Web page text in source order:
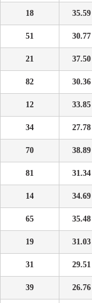
18 35.59
51 30.77
21 37.50
82 30.36
12 33.85
34 27.78
70 38.89
81 31.34
14 34.69
65 35.48
19 31.03
31 29.51
39 26.76